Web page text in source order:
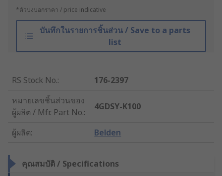
*ตัวบ่งบอกราคา / price indicative
บันทึกในรายการชิ้นส่วน / Save to a parts
list
RS Stock No.:
176-2397
หมายเลขชิ้นส่วนของ
ผู้ผลิต / Mfr. Part No.:
4GDSY-K100
ผู้ผลิต: Belden
คุณสมบัติ / Specifications